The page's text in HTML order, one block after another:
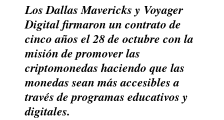
Los Dallas Mavericks y Voyager
Digital firmaron un contrato de
cinco años el 28 de octubre con la
misión de promover las
criptomonedas haciendo que las
monedas sean más accesibles a
través de programas educativos y
digitales.